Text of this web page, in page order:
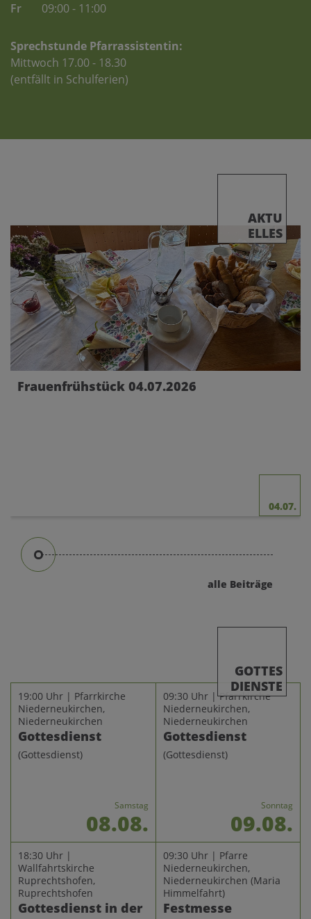
Fr
09:00 - 11:00
Sprechstunde Pfarrassistentin:
Mittwoch 17.00 - 18.30
(entfällt in Schulferien)
AKTU
ELLES
Frauenfrühstück 04.07.2026
04.07.
alle Beiträge
GOTTES
DIENSTE
19:00 Uhr | Pfarrkirche
Niederneukirchen,
Niederneukirchen
Gottesdienst
(Gottesdienst)
Samstag
08.08.
09:30 Uhr | Pfarrkirche
Niederneukirchen,
Niederneukirchen
Gottesdienst
(Gottesdienst)
Sonntag
09.08.
18:30 Uhr |
Wallfahrtskirche
Ruprechtshofen,
Ruprechtshofen
Gottesdienst in der
09:30 Uhr | Pfarre
Niederneukirchen,
Niederneukirchen (Maria
Himmelfahrt)
Festmesse